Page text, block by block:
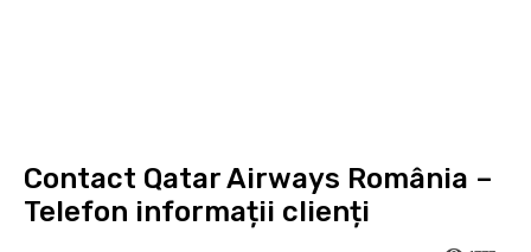
Contact Qatar Airways România –
Telefon informații clienți